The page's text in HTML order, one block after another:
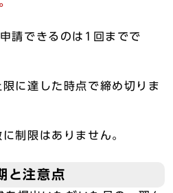
請できるのは1回までで
に達した時点で締め切りま
制限はありません。
と注意点